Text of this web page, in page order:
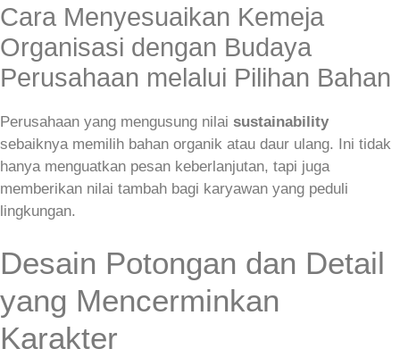
Cara Menyesuaikan Kemeja
Organisasi dengan Budaya
Perusahaan melalui Pilihan Bahan
Perusahaan yang mengusung nilai sustainability
sebaiknya memilih bahan organik atau daur ulang. Ini tidak
hanya menguatkan pesan keberlanjutan, tapi juga
memberikan nilai tambah bagi karyawan yang peduli
lingkungan.
Desain Potongan dan Detail
yang Mencerminkan
Karakter